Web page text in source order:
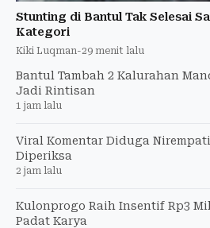
Stunting di Bantul Tak Selesai
Kategori
Kiki Luqman-29 menit lalu
Bantul Tambah 2 Kalurahan
Jadi Rintisan
1 jam lalu
Viral Komentar Diduga
Diperiksa
2 jam lalu
Kulonprogo Raih Insentif Rp3
Padat Karya